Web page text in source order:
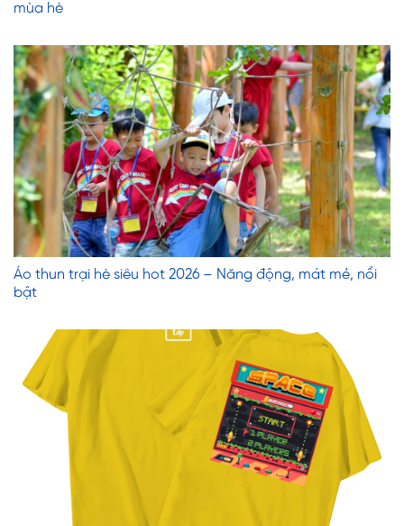
mùa hè
Áo thun trại hè siêu hot 2026 – Năng động, mát mẻ, nổi
bật